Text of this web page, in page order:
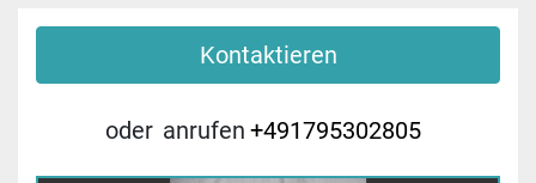
Kontaktieren
oder anrufen +491795302805